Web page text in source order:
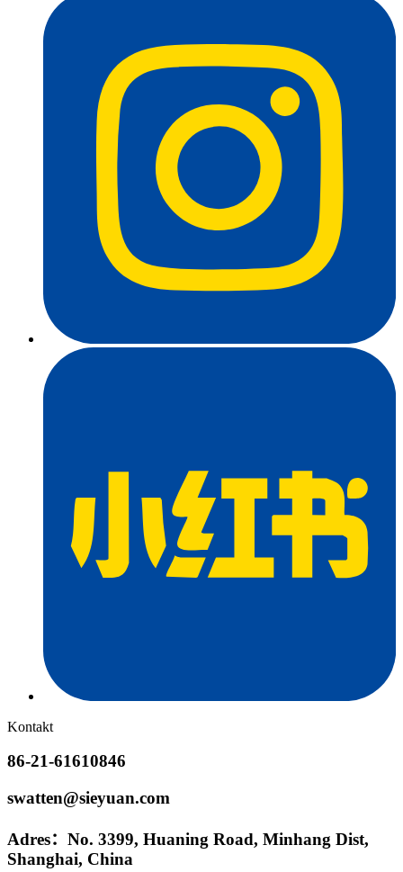
Kontakt
86-21-61610846
swatten@sieyuan.com
Adres：No. 3399, Huaning Road, Minhang Dist,
Shanghai, China